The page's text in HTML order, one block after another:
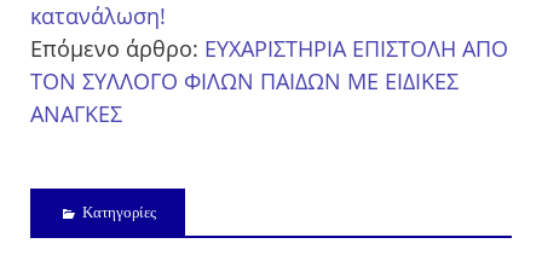
κατανάλωση!
Επόμενο άρθρο: ΕΥΧΑΡΙΣΤΗΡΙΑ ΕΠΙΣΤΟΛΗ ΑΠΟ
ΤΟΝ ΣΥΛΛΟΓΟ ΦΙΛΩΝ ΠΑΙΔΩΝ ΜΕ ΕΙΔΙΚΕΣ
ΑΝΑΓΚΕΣ
Kατηγορίες